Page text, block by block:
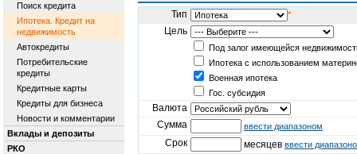
Поиск кредита
Ипотека. Кредит на
недвижимость
Автокредиты
Потребительские
кредиты
Кредитные карты
Кредиты для бизнеса
Новости и комментарии
Вклады и депозиты
РКО
Тип
*
Цель
Под залог имеющейся
Ипотека с использованием
Военная ипотека
Гос. субсидия
Валюта
Сумма
ввести диапазоном
Срок месяцев ввести